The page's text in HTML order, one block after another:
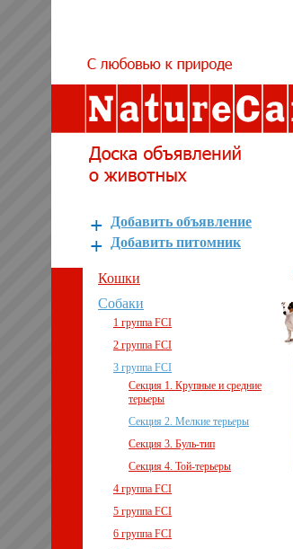
Добавить объявление
Добавить питомник
Кошки
Собаки
1 группа FCI
2 группа FCI
3 группа FCI
Секция 1. Крупные и средние
терьеры
Секция 2. Мелкие терьеры
Секция 3. Буль-тип
Секция 4. Той-терьеры
4 группа FCI
5 группа FCI
6 группа FCI